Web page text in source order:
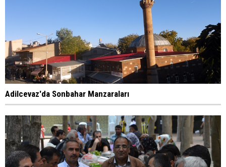
Adilcevaz'da Sonbahar Manzaraları